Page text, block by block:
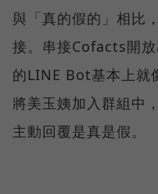
與「真的假的」相比
接。串接Cofacts開放
的LINE Bot基本上就
將美玉姨加入群組中
主動回覆是真是假。